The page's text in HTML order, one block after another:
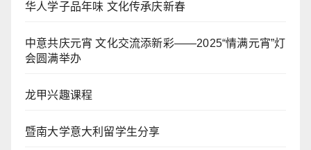
华人学子品年味 文化传承庆新春
中意共庆元宵 文化交流添新彩——2025“情满元宵”灯
会圆满举办
龙甲兴趣课程
暨南大学意大利留学生分享